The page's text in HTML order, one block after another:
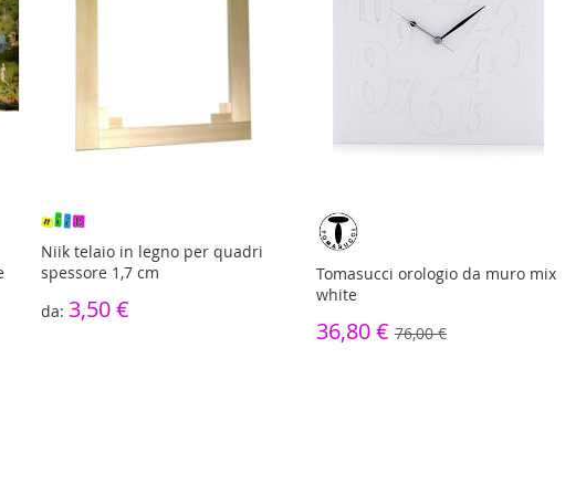
Niik telaio in legno per quadri
spessore 1,7 cm
3,50 €
Tomasucci orologio da muro mix
white
36,80 € 76,00 €